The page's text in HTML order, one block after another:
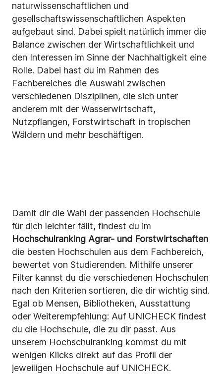
naturwissenschaftlichen und
gesellschaftswissenschaftlichen Aspekten
aufgebaut sind. Dabei spielt natürlich immer die
Balance zwischen der Wirtschaftlichkeit und
den Interessen im Sinne der Nachhaltigkeit eine
Rolle. Dabei hast du im Rahmen des
Fachbereiches die Auswahl zwischen
verschiedenen Disziplinen, die sich unter
anderem mit der Wasserwirtschaft,
Nutzpflangen, Forstwirtschaft in tropischen
Wäldern und mehr beschäftigen.
Damit dir die Wahl der passenden Hochschule
für dich leichter fällt, findest du im
Hochschulranking Agrar- und Forstwirtschaften
die besten Hochschulen aus dem Fachbereich,
bewertet von Studierenden. Mithilfe unserer
Filter kannst du die verschiedenen Hochschulen
nach den Kriterien sortieren, die dir wichtig sind.
Egal ob Mensen, Bibliotheken, Ausstattung
oder Weiterempfehlung: Auf UNICHECK findest
du die Hochschule, die zu dir passt. Aus
unserem Hochschulranking kommst du mit
wenigen Klicks direkt auf das Profil der
jeweiligen Hochschule auf UNICHECK.